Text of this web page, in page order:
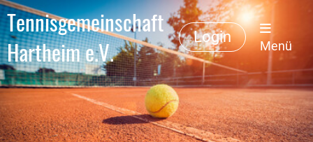
Tennisgemeinschaft
Hartheim e.V.
Login
Menü